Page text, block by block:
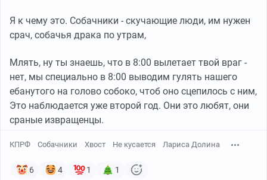
Я к чему это. Собачники - скучающие люди, им нужен
срач, собачья драка по утрам,
Млять, ну ты знаешь, что в 8:00 вылетает твой враг -
нет, мы специально в 8:00 выводим гулять нашего
ебанутого на голово собоко, чтоб оно сцепилось с ним,
Это наблюдается уже второй год. Они это любят, они
сраные извращенцы.
КПРФ Собачники Хвост Не кусается Лариса Долина
6 4 1 1